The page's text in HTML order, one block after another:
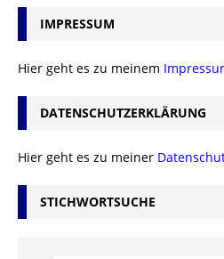
IMPRESSUM
Hier geht es zu meinem
DATENSCHUTZERKLÄRUNG
Hier geht es zu meiner
STICHWORTSUCHE